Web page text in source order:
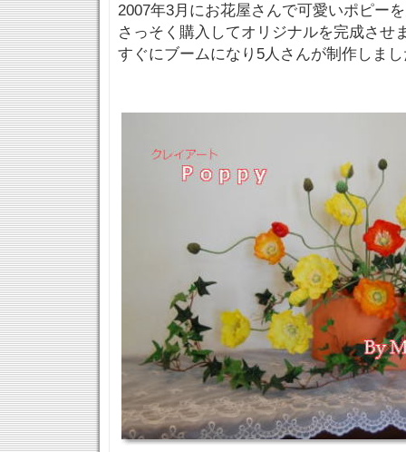
2007年3月にお花屋さんで可愛いポピー
さっそく購入してオリジナルを完成させ
すぐにブームになり5人さんが制作しま